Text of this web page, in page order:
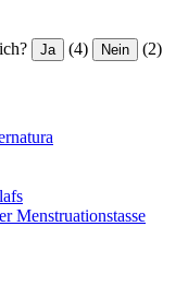
Ja (4) Nein (2)
Menstruationstasse